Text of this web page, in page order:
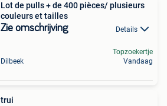
Lot de pulls + de 400 pièces/ plusieurs
couleurs et tailles
Zie omschrijving Details
Dilbeek
Topzoekertje
Vandaag
trui